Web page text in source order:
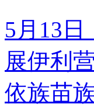
5月13
展伊利
依族苗